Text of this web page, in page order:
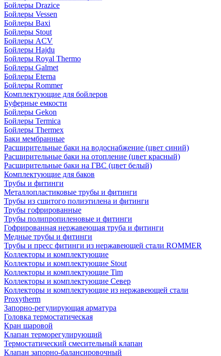
Бойлеры Drazice
Бойлеры Vessen
Бойлеры Baxi
Бойлеры Stout
Бойлеры ACV
Бойлеры Hajdu
Бойлеры Royal Thermo
Бойлеры Galmet
Бойлеры Eterna
Бойлеры Rommer
Комплектующие для бойлеров
Буферные емкости
Бойлеры Gekon
Бойлеры Termica
Бойлеры Thermex
Баки мембранные
Расширительные баки на водоснабжение (цвет синий)
Расширительные баки на отопление (цвет красный)
Расширительные баки на ГВС (цвет белый)
Комплектующие для баков
Трубы и фитинги
Металлопластиковые трубы и фитинги
Трубы из сшитого полиэтилена и фитинги
Трубы гофрированные
Трубы полипропиленовые и фитинги
Гофрированная нержавеющая труба и фитинги
Медные трубы и фитинги
Трубы и пресс фитинги из нержавеющей стали ROMMER
Коллекторы и комплектующие
Коллекторы и комплектующие Stout
Коллекторы и комплектующие Tim
Коллекторы и комплектующие Север
Коллекторы и комплектующие из нержавеющей стали
Proxytherm
Запорно-регулирующая арматура
Головка термостатическая
Кран шаровой
Клапан терморегулирующий
Термостатический смесительный клапан
Клапан запорно-балансировочный